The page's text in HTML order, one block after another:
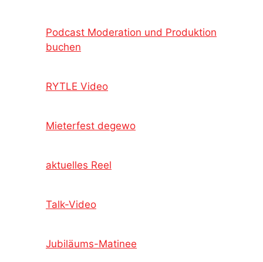
Podcast Moderation und Produktion
buchen
RYTLE Video
Mieterfest degewo
aktuelles Reel
Talk-Video
Jubiläums-Matinee